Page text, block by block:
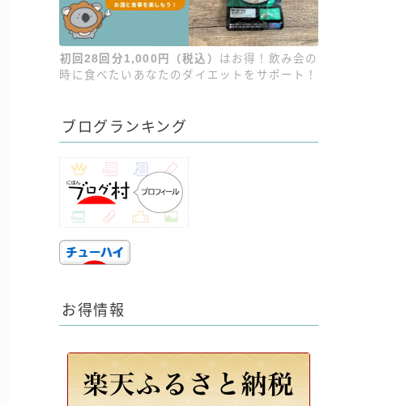
初回28回分1,000円（税込） はお得！飲み会の
時に食べたいあなたのダイエットをサポート！
ブログランキング
お得情報